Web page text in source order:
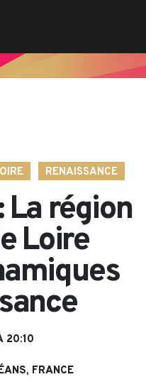
de news $imageentete
RENAISSANCE
La région
Loire
20:10
FRANCE